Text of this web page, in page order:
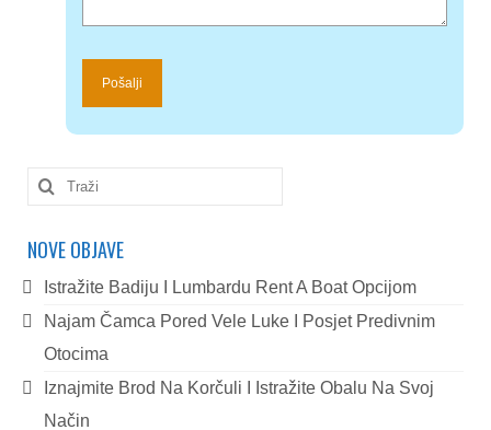
Search
for:
NOVE OBJAVE
Istražite Badiju I Lumbardu Rent A Boat Opcijom
Najam Čamca Pored Vele Luke I Posjet Predivnim
Otocima
Iznajmite Brod Na Korčuli I Istražite Obalu Na Svoj
Način